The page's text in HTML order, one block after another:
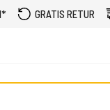
GRATIS RETUR